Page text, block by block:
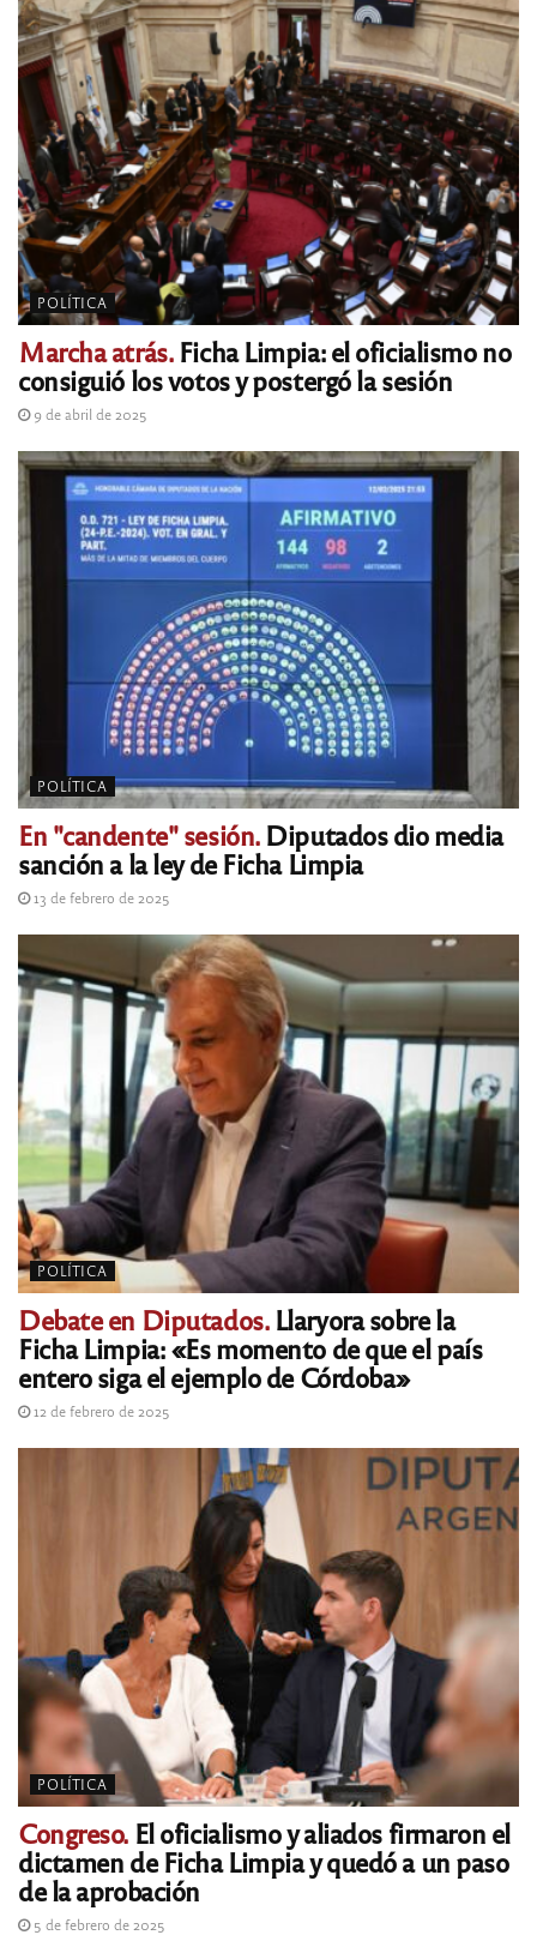
POLÍTICA
Marcha atrás.Ficha Limpia: el oficialismo no
consiguió los votos y postergó la sesión
9 de abril de 2025
POLÍTICA
En "candente" sesión.Diputados dio media
sanción a la ley de Ficha Limpia
13 de febrero de 2025
POLÍTICA
Debate en Diputados.Llaryora sobre la
Ficha Limpia: «Es momento de que el país
entero siga el ejemplo de Córdoba»
12 de febrero de 2025
POLÍTICA
Congreso. El oficialismo y aliados firmaron el
dictamen de Ficha Limpia y quedó a un paso
de la aprobación
5 de febrero de 2025